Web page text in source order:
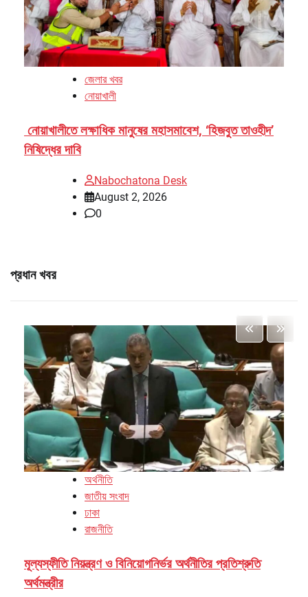
জেলার খবর
নোয়াখালী
নোয়াখালীতে লক্ষাধিক মানুষের মহাসমাবেশ, ‘হিজবুত তাওহীদ’
নিষিদ্ধের দাবি
Nabochatona Desk
August 2, 2026
0
প্রধান খবর
অর্থনীতি
জাতীয় সংবাদ
ঢাকা
রাজনীতি
মূল্যস্ফীতি নিয়ন্ত্রণ ও বিনিয়োগনির্ভর অর্থনীতির প্রতিশ্রুতি
অর্থমন্ত্রীর